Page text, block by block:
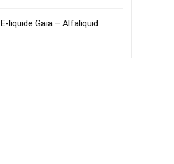
E-liquide Gaïa – Alfaliquid